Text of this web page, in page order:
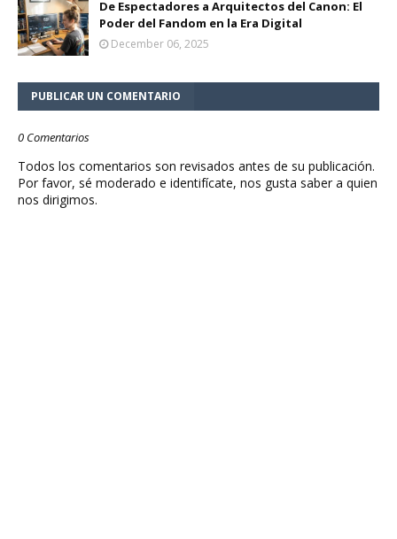
De Espectadores a Arquitectos del Canon: El
Poder del Fandom en la Era Digital
December 06, 2025
PUBLICAR UN COMENTARIO
0 Comentarios
Todos los comentarios son revisados antes de su publicación.
Por favor, sé moderado e identifícate, nos gusta saber a quien
nos dirigimos.